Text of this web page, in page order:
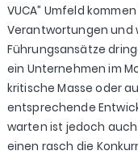
VUCA” Umfeld
Verantwortungen und
Führungsansätze
ein Unternehmen im
kritische Masse oder
entsprechende
warten ist jedoch
einen rasch die